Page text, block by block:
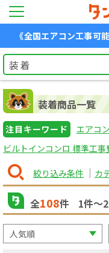
《全国エアコン工事可
装着商品一覧
注目キーワード エアコン
ビルトインコンロ 標準工事
絞り込み条件 カ
全108件 1件〜